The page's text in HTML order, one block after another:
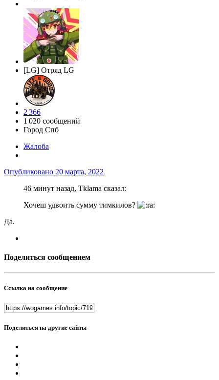
[LG] Отряд LG
2 366
1 020 сообщений
Город Спб
Жалоба
Опубликовано 20 марта, 2022
46 минут назад, Tklama сказал:
Хочеш удвоить сумму тимкилов?
Да.
Поделиться сообщением
Ссылка на сообщение
Поделиться на другие сайты